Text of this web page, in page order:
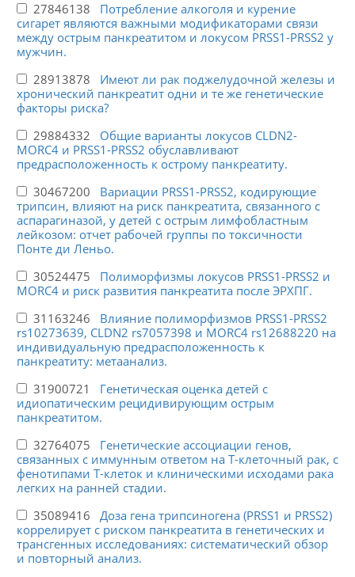
27846138 Потребление алкоголя и курение
сигарет являются важными модификаторами связи
между острым панкреатитом и локусом PRSS1-PRSS2 у
мужчин.
28913878 Имеют ли рак поджелудочной железы и
хронический панкреатит одни и те же генетические
факторы риска?
29884332 Общие варианты локусов CLDN2-
MORC4 и PRSS1-PRSS2 обуславливают
предрасположенность к острому панкреатиту.
30467200 Вариации PRSS1-PRSS2, кодирующие
трипсин, влияют на риск панкреатита, связанного с
аспарагиназой, у детей с острым лимфобластным
лейкозом: отчет рабочей группы по токсичности
Понте ди Леньо.
30524475 Полиморфизмы локусов PRSS1-PRSS2 и
MORC4 и риск развития панкреатита после ЭРХПГ.
31163246 Влияние полиморфизмов PRSS1-PRSS2
rs10273639, CLDN2 rs7057398 и MORC4 rs12688220 на
индивидуальную предрасположенность к
панкреатиту: метаанализ.
31900721 Генетическая оценка детей с
идиопатическим рецидивирующим острым
панкреатитом.
32764075 Генетические ассоциации генов,
связанных с иммунным ответом на Т-клеточный рак, с
фенотипами Т-клеток и клиническими исходами рака
легких на ранней стадии.
35089416 Доза гена трипсиногена (PRSS1 и PRSS2)
коррелирует с риском панкреатита в генетических и
трансгенных исследованиях: систематический обзор
и повторный анализ.